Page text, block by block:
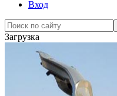
Вход
Загрузка